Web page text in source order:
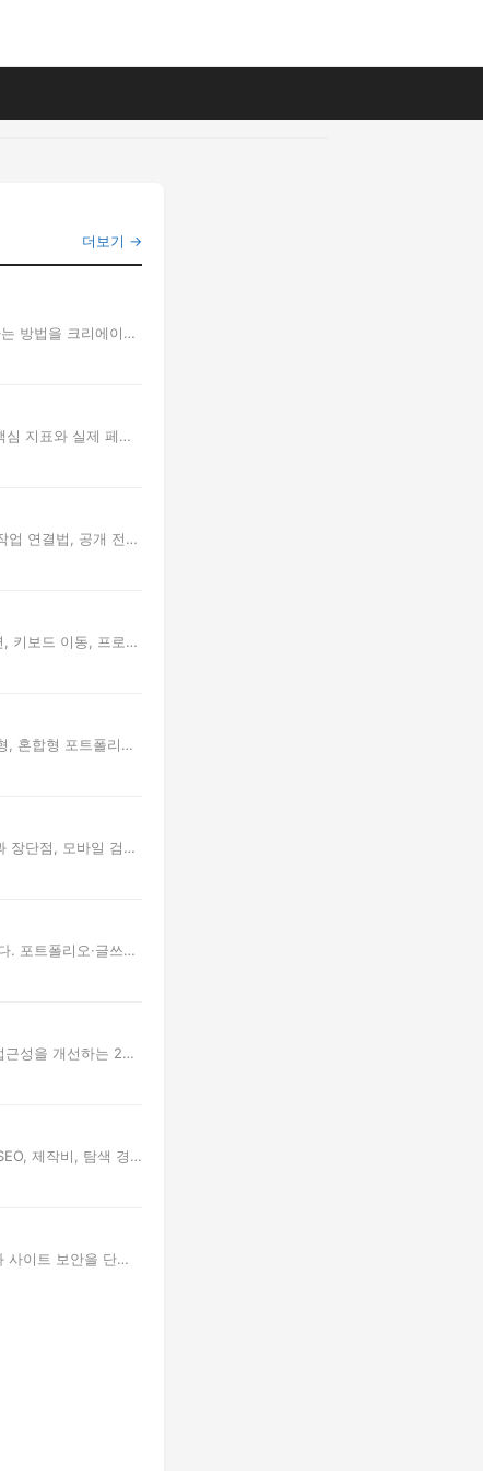
방법을 크리에이티
지표와 실제 페이
업 연결법, 공개 전
키보드 이동, 프로
혼합형 포트폴리오
단점, 모바일 검수,
포트폴리오·글쓰기
성을 개선하는 20
제작비, 탐색 경
사이트 보안을 단
더보기 →